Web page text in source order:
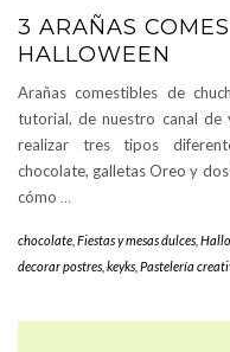
3 ARAÑAS
HALLOWEEN
Arañas comestibles de
tutorial, de nuestro canal de
realizar tres tipos
chocolate, galletas Oreo y
cómo …
chocolate Fiestas y mesas dulces
decorar postres keyks Pastelería